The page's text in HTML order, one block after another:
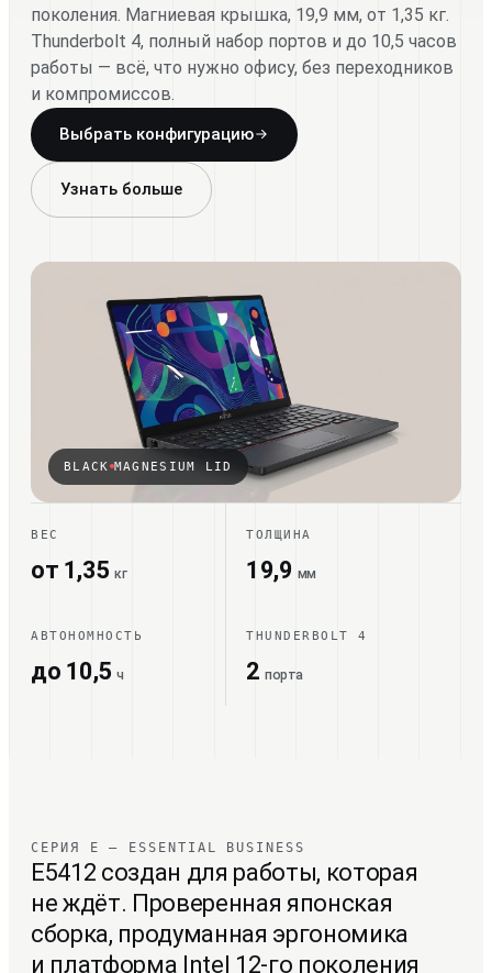
поколения. Магниевая крышка, 19,9 мм, от 1,35 кг.
Thunderbolt 4, полный набор портов и до 10,5 часов
работы — всё, что нужно офису, без переходников
и компромиссов.
Выбрать конфигурацию
Узнать больше
BLACK MAGNESIUM LID
ВЕС
от 1,35кг
ТОЛЩИНА
19,9 мм
АВТОНОМНОСТЬ
до 10,5ч
THUNDERBOLT 4
2порта
СЕРИЯ E — ESSENTIAL BUSINESS
E5412 создан для работы, которая
не ждёт. Проверенная японская
сборка, продуманная эргономика
и платформа Intel 12-го поколения